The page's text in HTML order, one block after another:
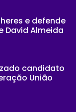
e defende
David Almeida
candidato
União